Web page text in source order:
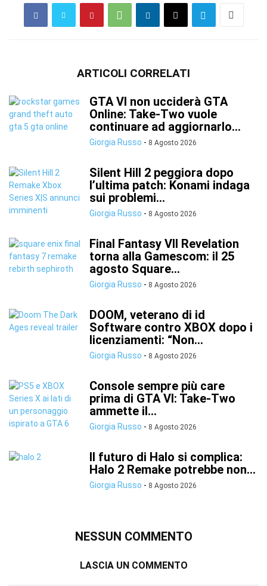
ARTICOLI CORRELATI
GTA VI non ucciderà GTA
Online: Take-Two vuole
continuare ad aggiornarlo...
Giorgia Russo - 8 Agosto 2026
Silent Hill 2 peggiora dopo
l’ultima patch: Konami indaga
sui problemi...
Giorgia Russo - 8 Agosto 2026
Final Fantasy VII Revelation
torna alla Gamescom: il 25
agosto Square...
Giorgia Russo - 8 Agosto 2026
DOOM, veterano di id
Software contro XBOX dopo i
licenziamenti: “Non...
Giorgia Russo - 8 Agosto 2026
Console sempre più care
prima di GTA VI: Take-Two
ammette il...
Giorgia Russo - 8 Agosto 2026
Il futuro di Halo si complica:
Halo 2 Remake potrebbe non...
Giorgia Russo - 8 Agosto 2026
NESSUN COMMENTO
LASCIA UN COMMENTO